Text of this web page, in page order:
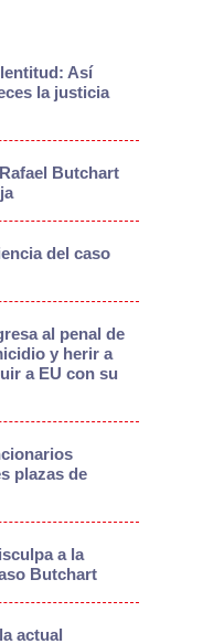
Así
la justicia
Butchart
del caso
al penal de
y herir a
a EU con su
plazas de
a la
Butchart
actual